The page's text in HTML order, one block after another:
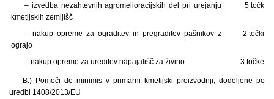
– izvedba nezahtevnih agromelioracijskih del pri urejanju
kmetijskih zemljišč
5 točk
– nakup opreme za ograditev in pregraditev pašnikov z
ograjo
2 točki
– nakup opreme za ureditev napajališč za živino 3 točke
B.) Pomoči de minimis v primarni kmetijski proizvodnji, dodeljene po
uredbi 1408/2013/EU